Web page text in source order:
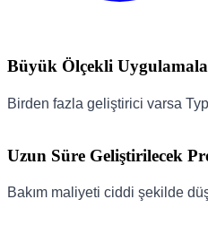
Büyük Ölçekli
Birden fazla geliştirici varsa
Uzun Süre Geliştirilecek
Bakım maliyeti ciddi şekilde